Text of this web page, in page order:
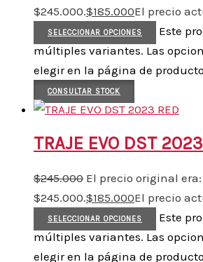
$245.000.$185.000El precio
SELECCIONAR OPCIONES
Este
múltiples variantes. Las
elegir en la página de producto
CONSULTAR STOCK
TRAJE EVO DST
$245.000 El precio original era:
$245.000.$185.000El precio
SELECCIONAR OPCIONES
Este
múltiples variantes. Las
elegir en la página de producto